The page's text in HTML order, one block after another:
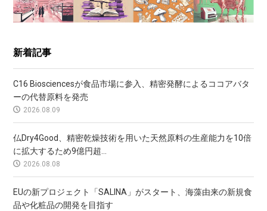
新着記事
C16 Biosciencesが食品市場に参入、精密発酵によるココアバタ
ーの代替原料を発売
2026.08.09
仏Dry4Good、精密乾燥技術を用いた天然原料の生産能力を10倍
に拡大するため9億円超...
2026.08.08
EUの新プロジェクト「SALINA」がスタート、海藻由来の新規食
品や化粧品の開発を目指す